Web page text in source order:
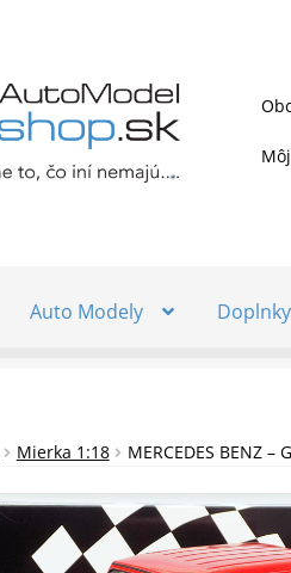
Auto Modely
Mierka 1:18 MERCEDES BENZ –